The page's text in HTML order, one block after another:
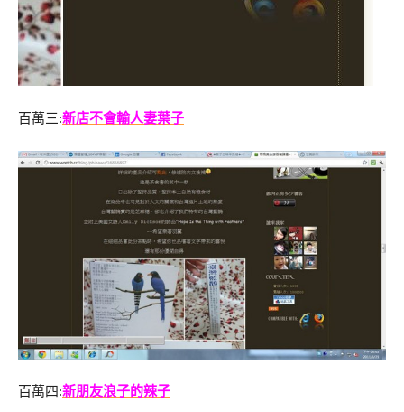
百萬三:新店不會輸人妻葉子
百萬四:新朋友浪子的辣子